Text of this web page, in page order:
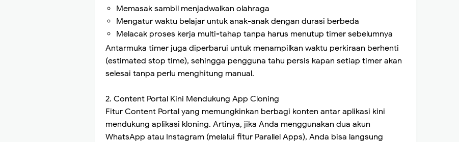
Memasak sambil menjadwalkan olahraga
Mengatur waktu belajar untuk anak-anak dengan durasi berbeda
Melacak proses kerja multi-tahap tanpa harus menutup timer sebelumnya
Antarmuka timer juga diperbarui untuk menampilkan waktu perkiraan berhenti
(estimated stop time), sehingga pengguna tahu persis kapan setiap timer akan
selesai tanpa perlu menghitung manual.
2. Content Portal Kini Mendukung App Cloning
Fitur Content Portal yang memungkinkan berbagi konten antar aplikasi kini
mendukung aplikasi kloning. Artinya, jika Anda menggunakan dua akun
WhatsApp atau Instagram (melalui fitur Parallel Apps), Anda bisa langsung